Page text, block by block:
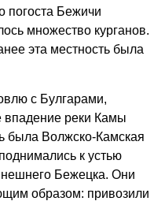
погоста Бежичи
множество курганов.
эта местность была
с Булгарами,
впадение реки Камы
была Волжско-Камская
к устью
Бежецка. Они
образом: привозили